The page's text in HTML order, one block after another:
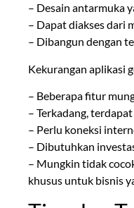
– Desain antarmuka
– Dapat diakses dari
– Dibangun dengan
Kekurangan aplikasi
– Beberapa fitur
– Terkadang,
– Perlu koneksi
– Dibutuhkan
– Mungkin tidak
khusus untuk bisnis